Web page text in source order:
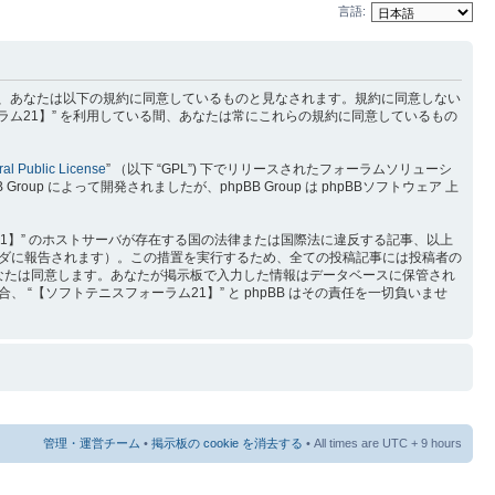
言語:
あなたは以下の規約に同意しているものと見なされます。規約に同意しない
21】” を利用している間、あなたは常にこれらの規約に同意しているもの
Public License” （以下 “GPL”) 下でリリースされたフォーラムソリューシ
によって開発されましたが、phpBB Group は phpBBソフトウェア 上
” のホストサーバが存在する国の法律または国際法に違反する記事、以上
報告されます）。この措置を実行するため、全ての投稿記事には投稿者の
は同意します。あなたが掲示板で入力した情報はデータベースに保管され
“【ソフトテニスフォーラム21】” と phpBB はその責任を一切負いませ
管理・運営チーム • 掲示板の cookie を消去する • All times are UTC + 9 hours